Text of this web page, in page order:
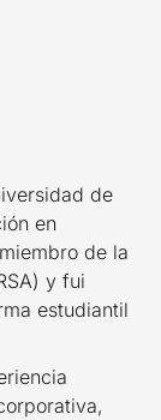
de
en
de la
y fui
estudiantil